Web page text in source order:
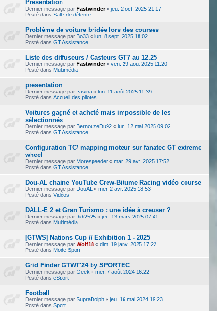
Présentation
Dernier message par Fastwinder« jeu. 2 oct. 2025 21:17
Posté dans Salle de détente
Problème de voiture bridée lors des courses
Dernier message par Bo33 « lun. 8 sept. 2025 18:02
Posté dans GT Assistance
Liste des diffuseurs / Casteurs GT7 au 12.25
Dernier message par Fastwinder« ven. 29 août 2025 11:20
Posté dans Multimédia
presentation
Dernier message par casina « lun. 11 août 2025 11:39
Posté dans Accueil des pilotes
Voitures gagné et acheté mais impossible de les
sélectionnés
Dernier message par BernouzeDu92 « lun. 12 mai 2025 09:02
Posté dans GT Assistance
Configuration TC/ mapping moteur sur fanatec GT extreme
wheel
Dernier message par Morespeeder « mar. 29 avr. 2025 17:52
Posté dans GT Assistance
Dou-AL chaine YouTube Crew-Bitume Racing vidéo course
Dernier message par DouAL « mer. 2 avr. 2025 18:53
Posté dans Vidéos
DALL-E 2 et Gran Turismo : une idée à creuser ?
Dernier message par didi2525 « jeu. 13 mars 2025 07:41
Posté dans Multimédia
[GTWS] Nations Cup // Exhibition 1 - 2025
Dernier message par Wolf18 « dim. 19 janv. 2025 17:22
Posté dans Mode Sport
Grid Finder GTWT'24 by SPORTEC
Dernier message par Geek « mer. 7 août 2024 16:22
Posté dans eSport
Football
Dernier message par SupraDolph « jeu. 16 mai 2024 19:23
Posté dans Sport